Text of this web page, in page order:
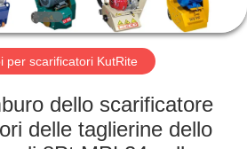
per scarificatori KutRite
dello scarificatore
delle taglierine dello